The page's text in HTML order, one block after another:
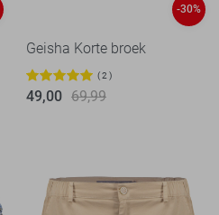
-30%
Geisha Korte broek
2
49,00 69,99